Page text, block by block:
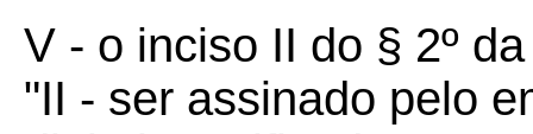
V - o inciso II do § 2º
"II - ser assinado pelo